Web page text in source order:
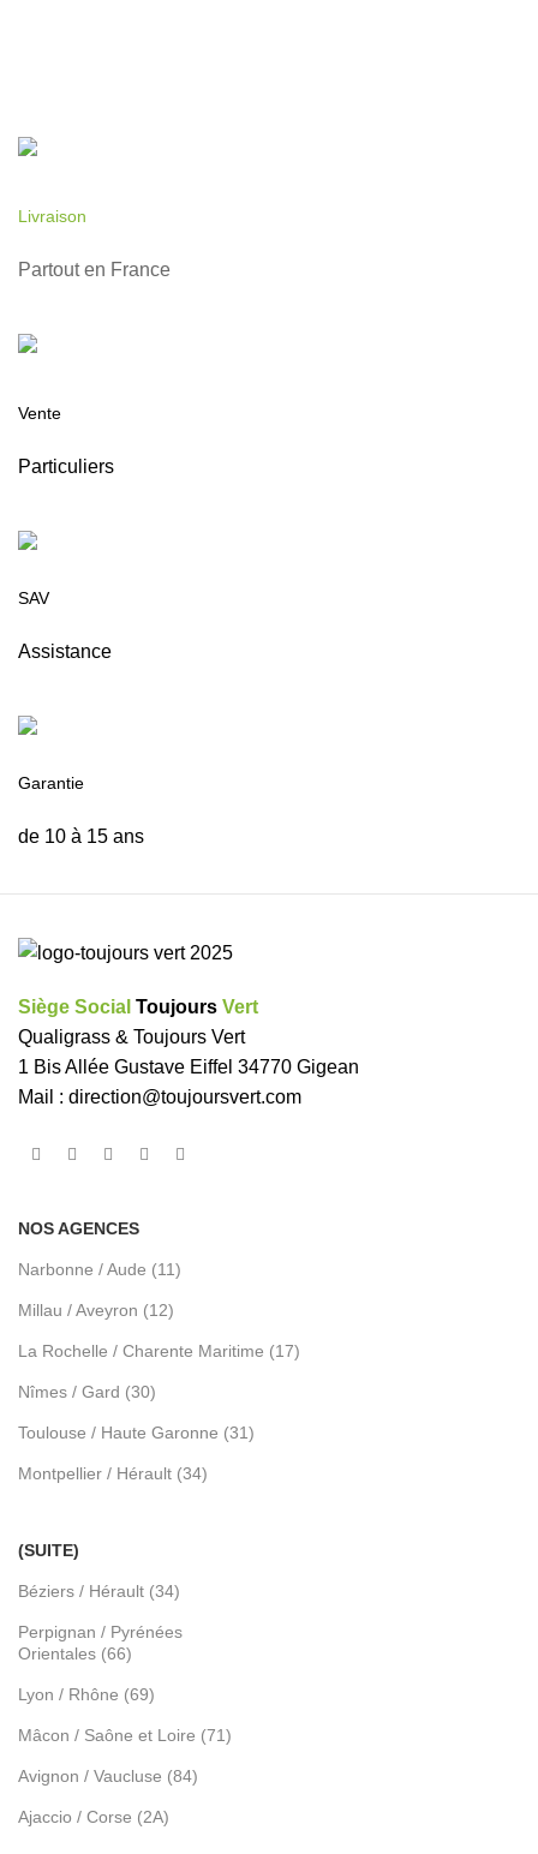
Livraison
Partout en France
Vente
Particuliers
SAV
Assistance
Garantie
de 10 à 15 ans
Siège Social Toujours Vert
Qualigrass & Toujours Vert
1 Bis Allée Gustave Eiffel 34770 Gigean
Mail : direction@toujoursvert.com
NOS AGENCES
Narbonne / Aude (11)
Millau / Aveyron (12)
La Rochelle / Charente Maritime (17)
Nîmes / Gard (30)
Toulouse / Haute Garonne (31)
Montpellier / Hérault (34)
(SUITE)
Béziers / Hérault (34)
Perpignan / Pyrénées
Orientales (66)
Lyon / Rhône (69)
Mâcon / Saône et Loire (71)
Avignon / Vaucluse (84)
Ajaccio / Corse (2A)